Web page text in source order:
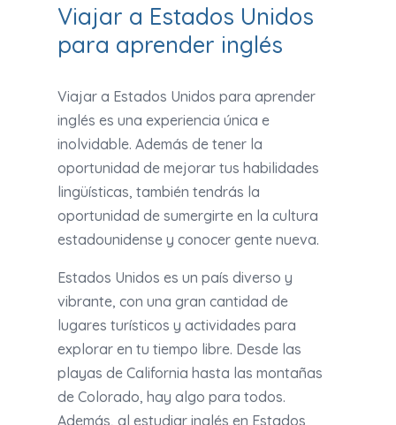
Viajar a Estados Unidos
para aprender inglés
Viajar a Estados Unidos para aprender
inglés es una experiencia única e
inolvidable. Además de tener la
oportunidad de mejorar tus habilidades
lingüísticas, también tendrás la
oportunidad de sumergirte en la cultura
estadounidense y conocer gente nueva.
Estados Unidos es un país diverso y
vibrante, con una gran cantidad de
lugares turísticos y actividades para
explorar en tu tiempo libre. Desde las
playas de California hasta las montañas
de Colorado, hay algo para todos.
Además, al estudiar inglés en Estados